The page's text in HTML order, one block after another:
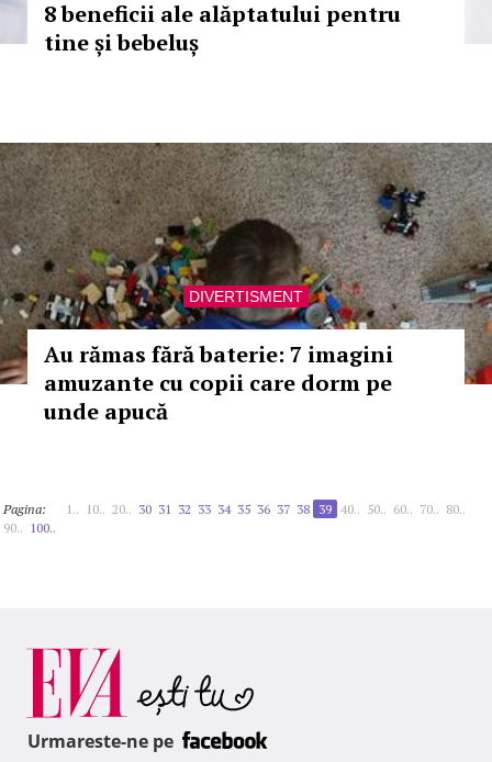
8 beneficii ale alăptatului pentru
tine și bebeluș
DIVERTISMENT
Au rămas fără baterie: 7 imagini
amuzante cu copii care dorm pe
unde apucă
Pagina: 1.. 10.. 20.. 30 31 32 33 34 35 36 37 38 39 40.. 50.. 60.. 70.. 80..
90.. 100..
Urmareste-ne pe